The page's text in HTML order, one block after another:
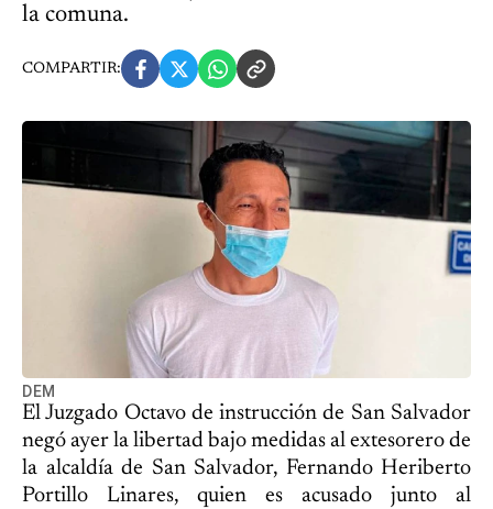
la comuna.
COMPARTIR:
DEM
El Juzgado Octavo de instrucción de San Salvador
negó ayer la libertad bajo medidas al extesorero de
la alcaldía de San Salvador, Fernando Heriberto
Portillo Linares, quien es acusado junto al